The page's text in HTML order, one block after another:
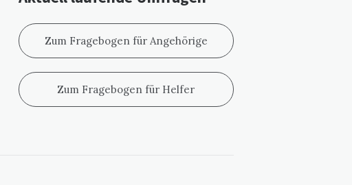
Zum Fragebogen für Angehörige
Zum Fragebogen für Helfer